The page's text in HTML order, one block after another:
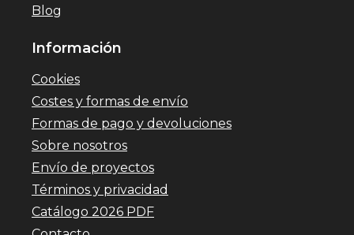
Blog
Información
Cookies
Costes y formas de envío
Formas de pago y devoluciones
Sobre nosotros
Envío de proyectos
Términos y privacidad
Catálogo 2026 PDF